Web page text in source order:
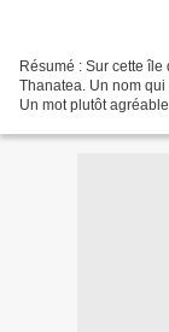
Résumé : Sur cette
Thanatea. Un nom
Un mot plutôt